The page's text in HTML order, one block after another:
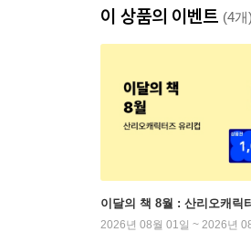
이 상품의 이벤트 (4개)
이달의 책 8월 : 산리오캐릭
2026년 08월 01일 ~ 2026년